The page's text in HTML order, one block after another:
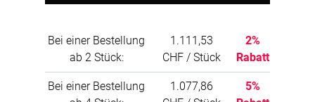
Brummen während des Betriebs.
Die im Set enthaltenen LEDs sind
standardmässig nicht dimmbar. Allerdings
Bei einer Bestellung
ab 2 Stück:
1.111,53
CHF / Stück
2%
Rabatt
Bei einer Bestellung
1.077,86
5%